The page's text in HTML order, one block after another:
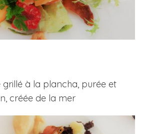
grillé à la plancha, purée et
créée de la mer